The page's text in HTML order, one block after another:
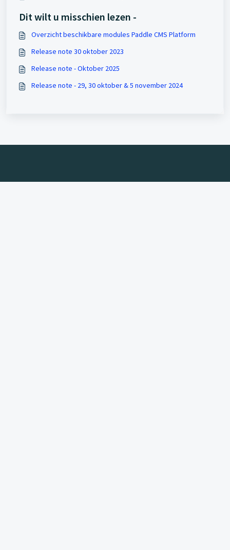
Dit wilt u misschien lezen -
Overzicht beschikbare modules Paddle CMS Platform
Release note 30 oktober 2023
Release note - Oktober 2025
Release note - 29, 30 oktober & 5 november 2024